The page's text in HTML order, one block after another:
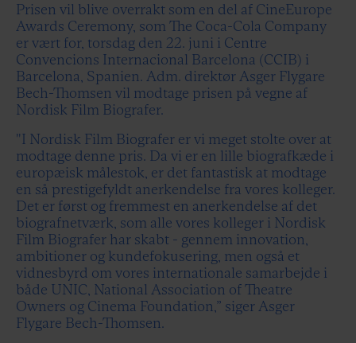
Prisen vil blive overrakt som en del af CineEurope
Awards Ceremony, som The Coca-Cola Company
er vært for, torsdag den 22. juni i Centre
Convencions Internacional Barcelona (CCIB) i
Barcelona, Spanien. Adm. direktør Asger Flygare
Bech-Thomsen vil modtage prisen på vegne af
Nordisk Film Biografer.
"I Nordisk Film Biografer er vi meget stolte over at
modtage denne pris. Da vi er en lille biografkæde i
europæisk målestok, er det fantastisk at modtage
en så prestigefyldt anerkendelse fra vores kolleger.
Det er først og fremmest en anerkendelse af det
biografnetværk, som alle vores kolleger i Nordisk
Film Biografer har skabt - gennem innovation,
ambitioner og kundefokusering, men også et
vidnesbyrd om vores internationale samarbejde i
både UNIC, National Association of Theatre
Owners og Cinema Foundation,” siger Asger
Flygare Bech-Thomsen.